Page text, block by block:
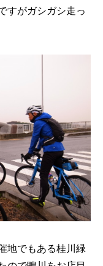
すがガシガシ走っ
地でもある桂川緑